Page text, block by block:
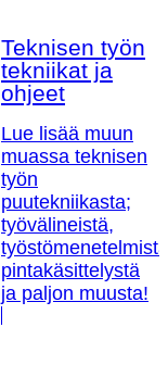
Teknisen työn
tekniikat ja
ohjeet
Lue lisää muun
muassa teknisen
työn
puutekniikasta;
työvälineistä,
pintakäsittelystä
ja paljon muusta!